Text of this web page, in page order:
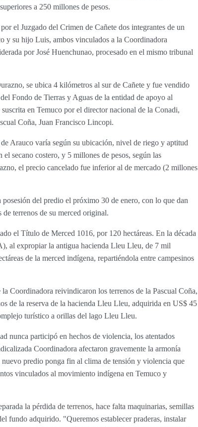
a 250 millones de pesos.
el Juzgado del Crimen de Cañete dos integrantes de un
y su hijo Luis, ambos vinculados a la Coordinadora
por José Huenchunao, procesado en el mismo tribunal
se ubica 4 kilómetros al sur de Cañete y fue vendido
Fondo de Tierras y Aguas de la entidad de apoyo al
en Temuco por el director nacional de la Conadi,
Coña, Juan Francisco Lincopi.
Arauco varía según su ubicación, nivel de riego y aptitud
secano costero, y 5 millones de pesos, según las
el precio cancelado fue inferior al de mercado (2 millones
del predio el próximo 30 de enero, con lo que dan
terrenos de su merced original.
el Título de Merced 1016, por 120 hectáreas. En la década
al expropiar la antigua hacienda Lleu Lleu, de 7 mil
de la merced indígena, repartiéndola entre campesinos
Coordinadora reivindicaron los terrenos de la Pascual Coña,
de la reserva de la hacienda Lleu Lleu, adquirida en US$ 45
turístico a orillas del lago Lleu Lleu.
nunca participó en hechos de violencia, los atentados
Coordinadora afectaron gravemente la armonía
predio ponga fin al clima de tensión y violencia que
vinculados al movimiento indígena en Temuco y
la pérdida de terrenos, hace falta maquinarias, semillas
fundo adquirido. "Queremos establecer praderas, instalar